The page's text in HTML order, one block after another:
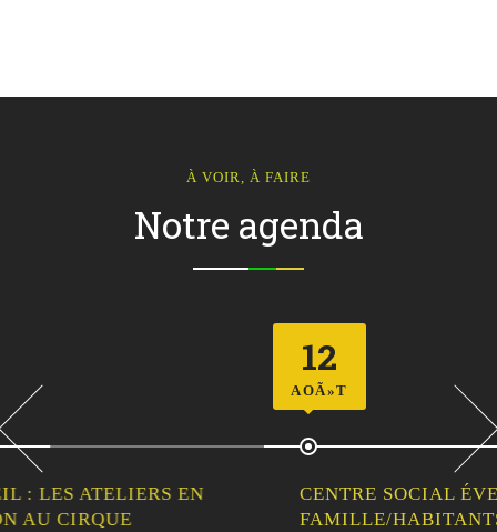
À VOIR, À FAIRE
Notre agenda
AOÃ»T
CENTRE SOCIAL ÉVEIL : SORTIE
FAMILLE/HABITANTS – VISITE GUIDÉE DE